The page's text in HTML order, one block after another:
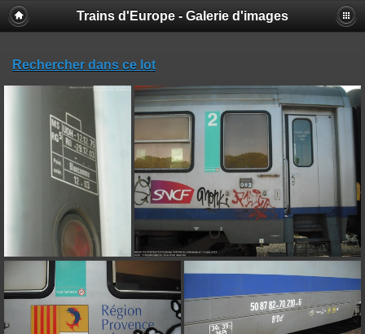
Trains d'Europe - Galerie d'images
Rechercher dans ce lot